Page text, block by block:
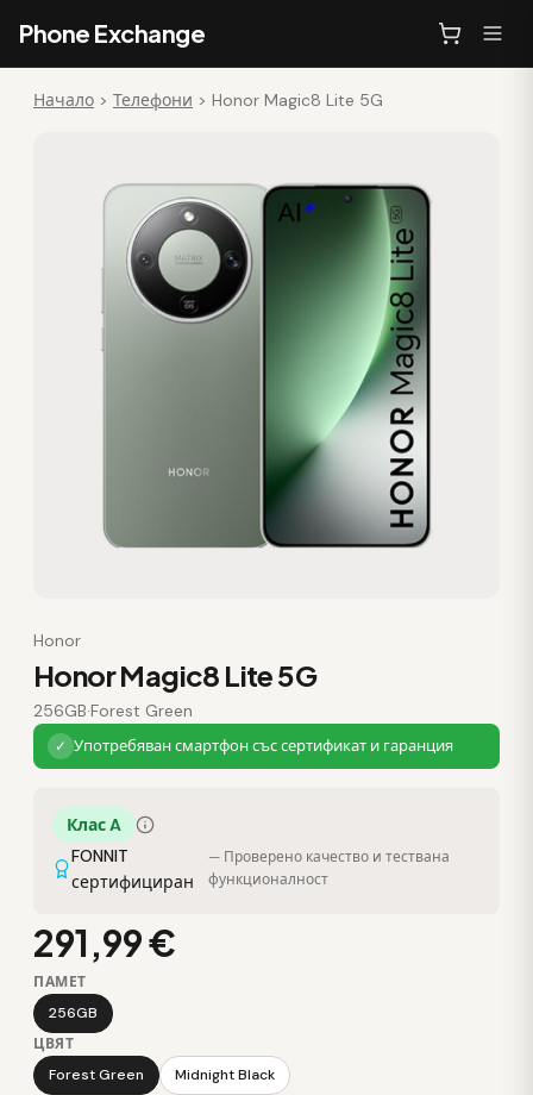
Phone Exchange
Начало > Телефони > Honor Magic8 Lite 5G
Honor
Honor Magic8 Lite 5G
256GB·Forest Green
✓ Употребяван смартфон със сертификат и гаранция
Клас A
FONNIT
сертифициран
— Проверено качество и тествана
функционалност
291,99 €
ПАМЕТ
256GB
ЦВЯТ
Forest Green
Midnight Black